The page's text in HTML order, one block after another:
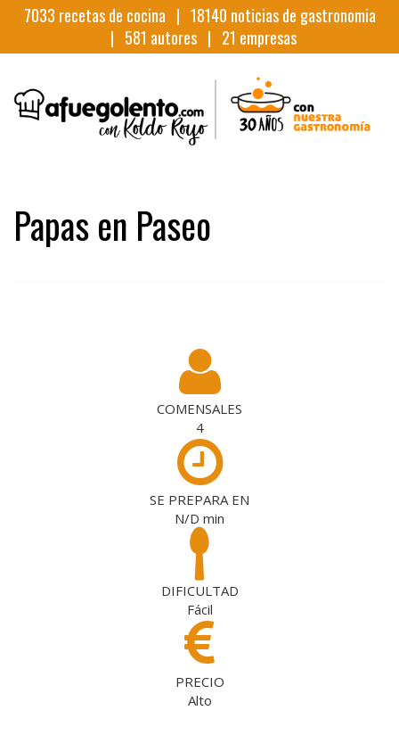
7033 recetas de cocina | 18140 noticias de gastronomia
| 581 autores | 21 empresas
Papas en Paseo
COMENSALES
4
SE PREPARA EN
N/D min
DIFICULTAD
Fácil
PRECIO
Alto